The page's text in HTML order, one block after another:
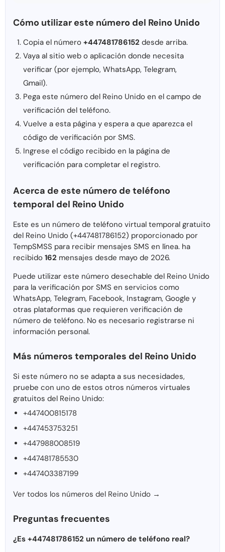
Cómo utilizar este número del Reino Unido
Copia el número +447481786152 desde arriba.
Vaya al sitio web o aplicación donde necesita
verificar (por ejemplo, WhatsApp, Telegram,
Gmail).
Pega este número del Reino Unido en el campo de
verificación del teléfono.
Vuelve a esta página y espera a que aparezca el
código de verificación por SMS.
Ingrese el código recibido en la página de
verificación para completar el registro.
Acerca de este número de teléfono
temporal del Reino Unido
Este es un número de teléfono virtual temporal gratuito
del Reino Unido (+447481786152) proporcionado por
TempSMSS para recibir mensajes SMS en línea. ha
recibido 162 mensajes desde mayo de 2026.
Puede utilizar este número desechable del Reino Unido
para la verificación por SMS en servicios como
WhatsApp, Telegram, Facebook, Instagram, Google y
otras plataformas que requieren verificación de
número de teléfono. No es necesario registrarse ni
información personal.
Más números temporales del Reino Unido
Si este número no se adapta a sus necesidades,
pruebe con uno de estos otros números virtuales
gratuitos del Reino Unido:
+447400815178
+447453753251
+447988008519
+447481785530
+447403387199
Ver todos los números del Reino Unido →
Preguntas frecuentes
¿Es +447481786152 un número de teléfono real?